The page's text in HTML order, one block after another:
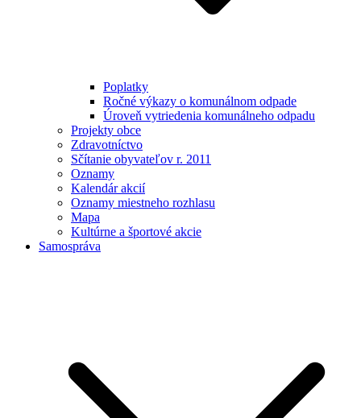
Poplatky
Ročné výkazy o komunálnom odpade
Úroveň vytriedenia komunálneho odpadu
Projekty obce
Zdravotníctvo
Sčítanie obyvateľov r. 2011
Oznamy
Kalendár akcií
Oznamy miestneho rozhlasu
Mapa
Kultúrne a športové akcie
Samospráva